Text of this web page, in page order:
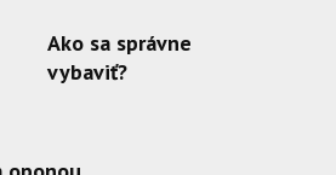
Ako sa správne
vybaviť?